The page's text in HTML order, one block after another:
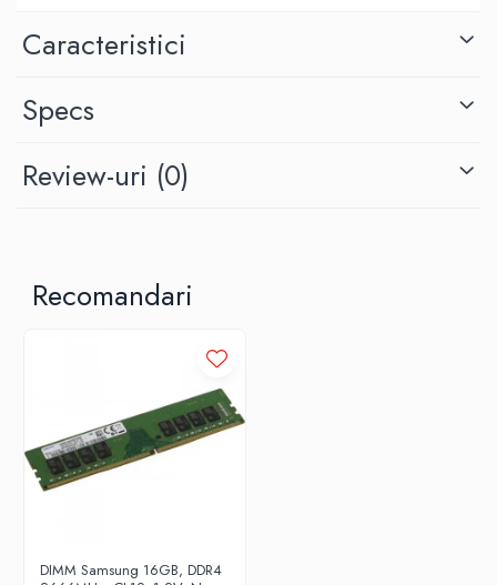
Caracteristici
Specs
Review-uri (0)
Recomandari
DIMM Samsung 16GB, DDR4